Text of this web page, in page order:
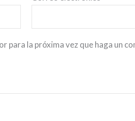
para la próxima vez que haga un